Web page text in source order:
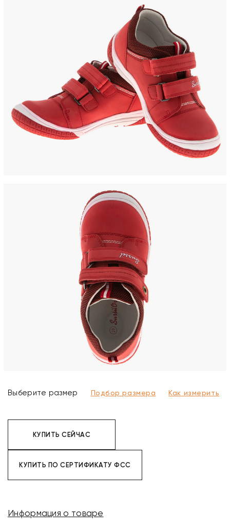
Выберите размер Подбор размера Как измерить
КУПИТЬ СЕЙЧАС
КУПИТЬ ПО СЕРТИФИКАТУ ФСС
Информация о товаре